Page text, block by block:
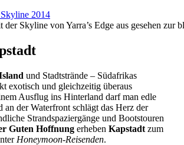
Skyline von Yarra’s Edge aus gesehen zur
und Stadtstrände – Südafrikas
exotisch und gleichzeitig überaus
Ausflug ins Hinterland darf man edle
an der Waterfront schlägt das Herz der
Strandspaziergänge und Bootstouren
Guten Hoffnung erheben Kapstadt zum
Honeymoon-Reisenden.